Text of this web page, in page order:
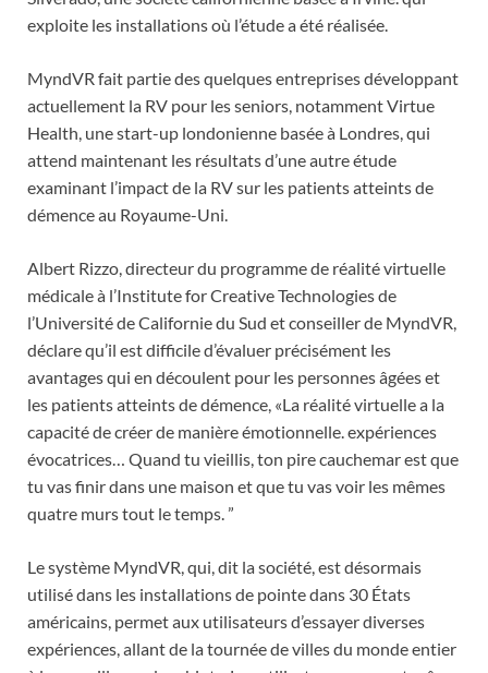
exploite les installations où l’étude a été réalisée.
MyndVR fait partie des quelques entreprises développant
actuellement la RV pour les seniors, notamment Virtue
Health, une start-up londonienne basée à Londres, qui
attend maintenant les résultats d’une autre étude
examinant l’impact de la RV sur les patients atteints de
démence au Royaume-Uni.
Albert Rizzo, directeur du programme de réalité virtuelle
médicale à l’Institute for Creative Technologies de
l’Université de Californie du Sud et conseiller de MyndVR,
déclare qu’il est difficile d’évaluer précisément les
avantages qui en découlent pour les personnes âgées et
les patients atteints de démence, «La réalité virtuelle a la
capacité de créer de manière émotionnelle. expériences
évocatrices… Quand tu vieillis, ton pire cauchemar est que
tu vas finir dans une maison et que tu vas voir les mêmes
quatre murs tout le temps. ”
Le système MyndVR, qui, dit la société, est désormais
utilisé dans les installations de pointe dans 30 États
américains, permet aux utilisateurs d’essayer diverses
expériences, allant de la tournée de villes du monde entier